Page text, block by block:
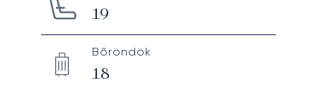
19
Bőröndök
18